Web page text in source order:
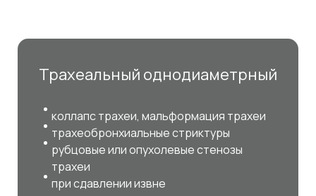
Трахеальный однодиаметрный
коллапс трахеи, мальформация трахеи
трахеобронхиальные стриктуры
рубцовые или опухолевые стенозы
трахеи
при сдавлении извне